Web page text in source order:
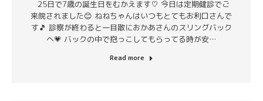
25日で7歳の誕生日をむかえます♡ 今日は定期健診でご
来院されました😊 ねねちゃんはいつもとてもお利口さんで
す🎵 診察が終わると一目散におかあさんのスリングバック
へ💗 バックの中で抱っこしてもらってる時が安…
Read more